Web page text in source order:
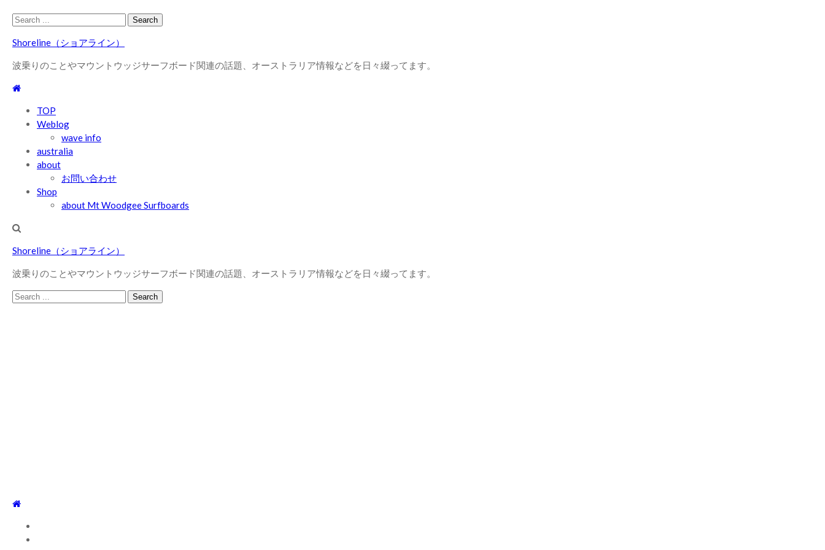
Skip
navigation
Skip
content
Search
Shoreline（ショアライン）
波乗りのことやマウントウッジサーフボード関連の話題、オーストラリア情報などを日々綴ってます。
TOP
Weblog
wave info
australia
about
お問い合わせ
Shop
about Mt Woodgee Surfboards
Shoreline（ショアライン）
波乗りのことやマウントウッジサーフボード関連の話題、オーストラリア情報などを日々綴ってます。
Search